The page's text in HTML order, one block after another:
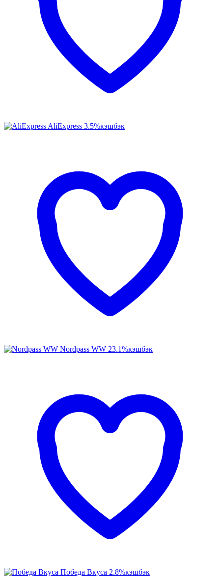
AliExpress 3.5%кэшбэк
Nordpass WW 23.1%кэшбэк
Победа Вкуса 2.8%кэшбэк